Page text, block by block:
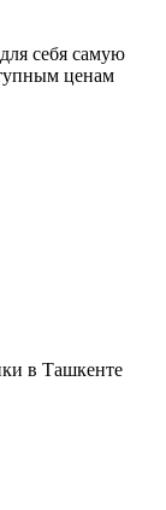
себя самую
ценам
в Ташкенте